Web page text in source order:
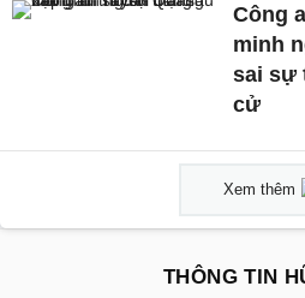
Công
minh
sai sự
cử
Xem thêm
THÔNG TIN